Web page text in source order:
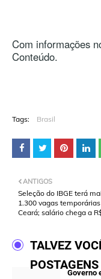
Com informações
Conteúdo.
Tags: Brasil
ANTIGOS
Seleção do IBGE terá
1.300 vagas
Ceará; salário chega a
TALVEZ
POSTAGENS
Governo